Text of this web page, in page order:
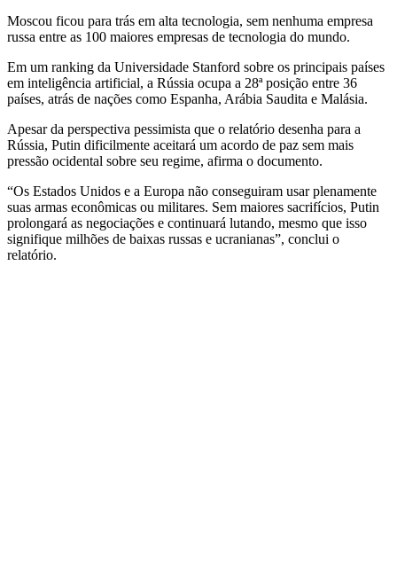
Moscou ficou para trás em alta tecnologia, sem nenhuma empresa
russa entre as 100 maiores empresas de tecnologia do mundo.
Em um ranking da Universidade Stanford sobre os principais países
em inteligência artificial, a Rússia ocupa a 28ª posição entre 36
países, atrás de nações como Espanha, Arábia Saudita e Malásia.
Apesar da perspectiva pessimista que o relatório desenha para a
Rússia, Putin dificilmente aceitará um acordo de paz sem mais
pressão ocidental sobre seu regime, afirma o documento.
“Os Estados Unidos e a Europa não conseguiram usar plenamente
suas armas econômicas ou militares. Sem maiores sacrifícios, Putin
prolongará as negociações e continuará lutando, mesmo que isso
signifique milhões de baixas russas e ucranianas”, conclui o
relatório.